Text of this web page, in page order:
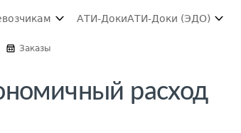
АТИ-ДокиАТИ-Доки (ЭДО)
Заказы
расход